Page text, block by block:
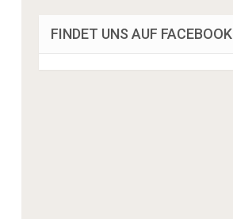
FINDET UNS AUF FACEBOOK